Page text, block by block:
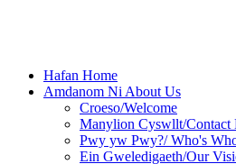
Hafan Home
Amdanom Ni About Us
Croeso/Welcome
Manylion Cyswllt/Contact
Pwy yw Pwy?/ Who's
Ein Gweledigaeth/Our